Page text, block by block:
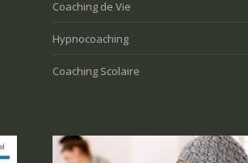
Coaching de Vie
Hypnocoaching
Coaching Scolaire